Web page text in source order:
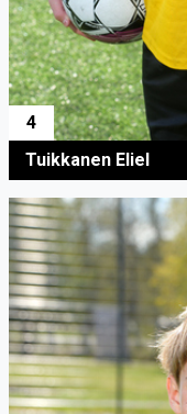
4
Tuikkanen Eliel